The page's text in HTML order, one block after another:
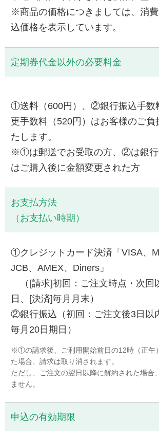
※商品の価格につきましては、消
込価格を表示しています。
定期券代金以外の必要料金
①送料（600円）、②銀行振込手
更手数料（520円）はお客様のご負
たします。
※①は郵送でお受取の方、②は銀
はご購入後に金額変更された方
お支払方法
（お支払い時期）
①クレジットカード決済「VISA、
JCB、AMEX、Diners」
（[請求]初回：ご注文時点・次回
日、[決済]毎月月末）
②銀行振込（初回：ご注文後3日以
毎月20日期日）
※①の請求後、ご利用開始前日の12時（正午
た場合、請求は取り消されます。
ただし、ご注文の翌日以降に解約された場合
ません。
申込の有効期限